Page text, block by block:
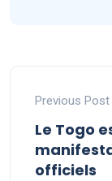
Previous Post
Le Togo
officiels